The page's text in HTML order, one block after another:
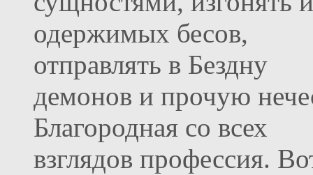
одержимых бесов,
отправлять в Бездну
демонов и прочую
Благородная со всех
взглядов профессия.